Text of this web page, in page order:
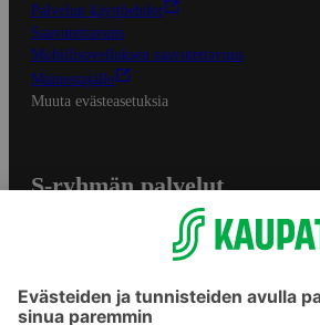
Palvelun käyttöehdot
Saavutettavuus
Mobiilisovelluksen saavutettavuus
Mainostajalle
Muuta evästeasetuksia
S-ryhmän palvelut
Yhteishyvä Ruoka -sovellus